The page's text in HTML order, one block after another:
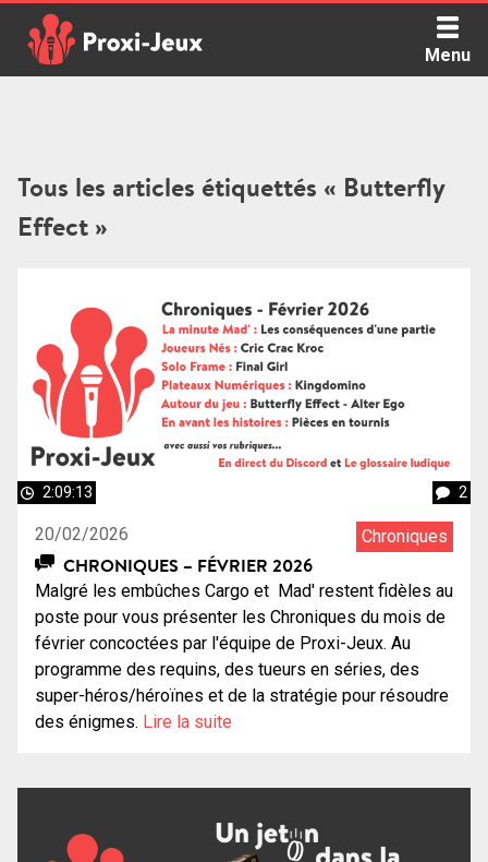
content
Menu
Tous les articles étiquettés « Butterfly
Effect »
2:09:13 2
20/02/2026 Chroniques
CHRONIQUES – FÉVRIER 2026
Malgré les embûches Cargo et Mad' restent fidèles au
poste pour vous présenter les Chroniques du mois de
février concoctées par l'équipe de Proxi-Jeux. Au
programme des requins, des tueurs en séries, des
super-héros/héroïnes et de la stratégie pour résoudre
des énigmes. Lire la suite